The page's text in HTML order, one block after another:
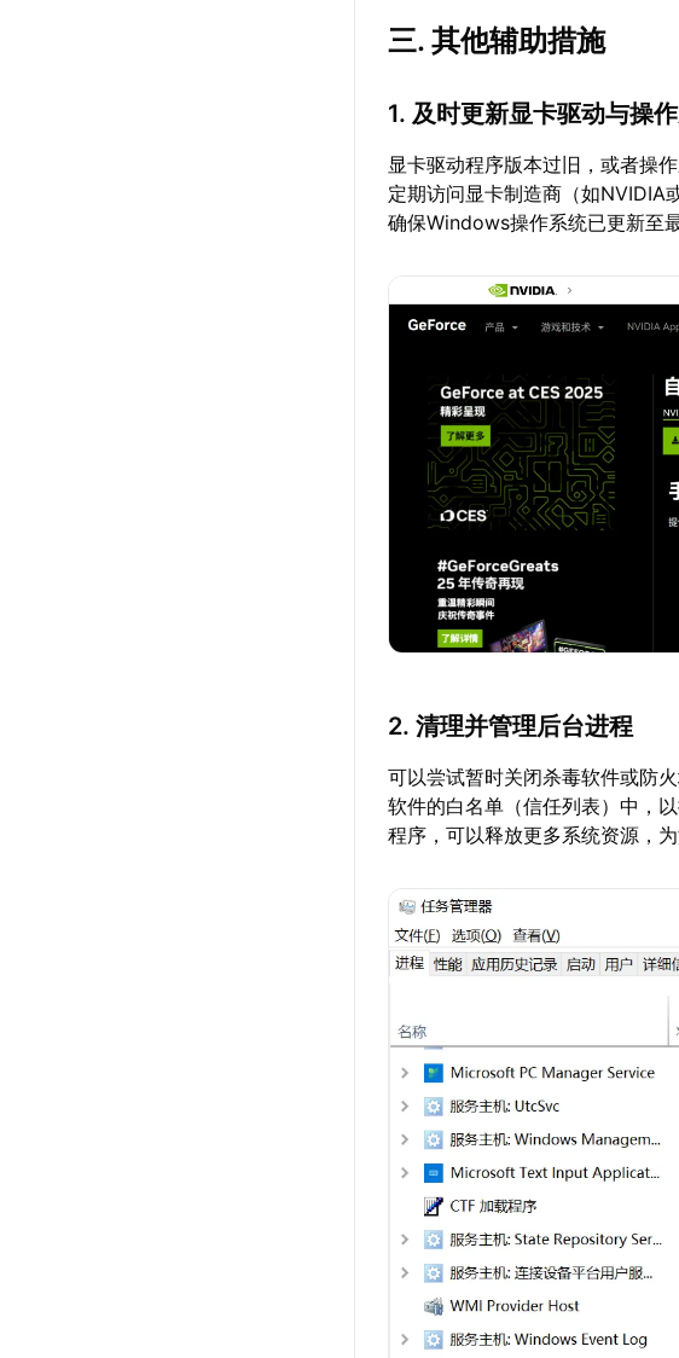
三. 其他辅助措施
1. 及时更新显卡驱动与操
显卡驱动程序版本过旧，或者操
定期访问显卡制造商（如NVIDIA
确保Windows操作系统已更新至
2. 清理并管理后台进程
可以尝试暂时关闭杀毒软件或防
软件的白名单（信任列表）中，
程序，可以释放更多系统资源，